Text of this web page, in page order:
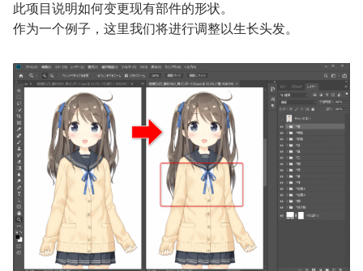
此项目说明如何变更现有部件的形状。
作为一个例子，这里我们将进行调整以生长头发。